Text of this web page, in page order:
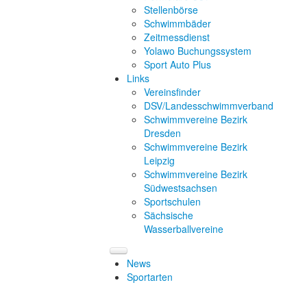
Stellenbörse
Schwimmbäder
Zeitmessdienst
Yolawo Buchungssystem
Sport Auto Plus
Links
Vereinsfinder
DSV/Landesschwimmverband
Schwimmvereine Bezirk
Dresden
Schwimmvereine Bezirk
Leipzig
Schwimmvereine Bezirk
Südwestsachsen
Sportschulen
Sächsische
Wasserballvereine
News
Sportarten
Sportarten